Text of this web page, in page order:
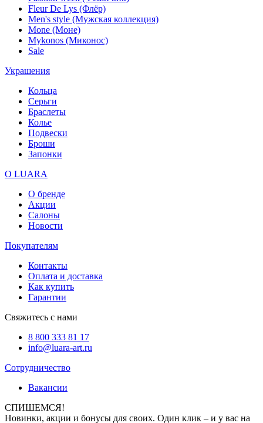
Fleur De Lys (Флёр)
Men's style (Мужская коллекция)
Mone (Моне)
Mykonos (Миконос)
Sale
Украшения
Кольца
Серьги
Браслеты
Колье
Подвески
Броши
Запонки
О LUARA
О бренде
Акции
Салоны
Новости
Покупателям
Контакты
Оплата и доставка
Как купить
Гарантии
Свяжитесь с нами
8 800 333 81 17
info@luara-art.ru
Сотрудничество
Вакансии
СПИШЕМСЯ!
Новинки, акции и бонусы для своих. Один клик – и у вас на